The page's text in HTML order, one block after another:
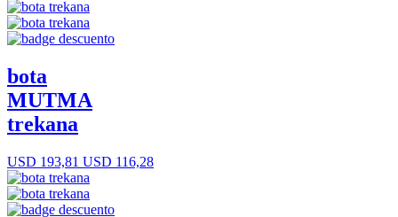
bota
MUTMA
trekana
USD 193,81 USD 116,28